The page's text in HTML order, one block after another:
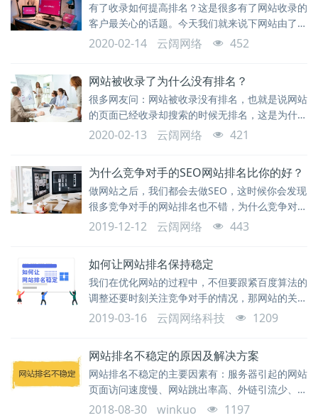
有了收录如何提高排名？这是很多有了网站收录的
客户最关心的话题。今天我们就来说下网站由了收
录如何提高排名的话题
2020-02-14 云阔网络 452
网站被收录了为什么没有排名？
很多网友问：网站被收录没有排名，也就是说网站
的页面已经收录却搜索的时候无排名，这是为什么
呢？基于这个问题，我们就来解析下为什么网站被
2020-02-13 云阔网络 421
为什么竞争对手的SEO网站排名比你的好？
做网站之后，我们都会去做SEO，这时候你会发现
很多竞争对手的网站排名也不错，为什么竞争对手
的网站SEO网站排名比你的好？针对从业SEO的人
都包含哪些方面，期待对大伙儿在SEO方面有一定
的帮助。
2019-12-12 云阔网络 443
如何让网站排名保持稳定
我们在优化网站的过程中，不但要跟紧百度算法的
调整还要时刻关注竞争对手的情况，那网站的关键
词排名波动很大，我们该如何去保持相对稳定的排
2019-03-16 云阔网络科技 1209
网站排名不稳定的原因及解决方案
网站排名不稳定的主要因素有：服务器引起的网站
页面访问速度慢、网站跳出率高、外链引流少、长
尾词排名滞后等……
2018-08-30 winkuo 1197